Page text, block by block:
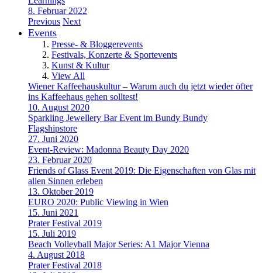
8. Februar 2022
Previous Next
Events
Presse- & Bloggerevents
Festivals, Konzerte & Sportevents
Kunst & Kultur
View All
Wiener Kaffeehauskultur – Warum auch du jetzt wieder öfter
ins Kaffeehaus gehen solltest!
10. August 2020
Sparkling Jewellery Bar Event im Bundy Bundy
Flagshipstore
27. Juni 2020
Event-Review: Madonna Beauty Day 2020
23. Februar 2020
Friends of Glass Event 2019: Die Eigenschaften von Glas mit
allen Sinnen erleben
13. Oktober 2019
EURO 2020: Public Viewing in Wien
15. Juni 2021
Prater Festival 2019
15. Juli 2019
Beach Volleyball Major Series: A1 Major Vienna
4. August 2018
Prater Festival 2018